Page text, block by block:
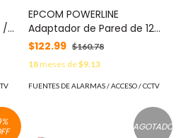
/
EPCOM POWERLINE
Adaptador de Pared de 12
Vcc Regulada / 2 Amp /
Voltaje de Entrada de 100 -
240 VCA MOD: PS-D-1202-D
$122.99 $160.78
18meses de$9.13
FUENTES DE ALARMAS / ACCESO / CCTV
%
AGOTADO